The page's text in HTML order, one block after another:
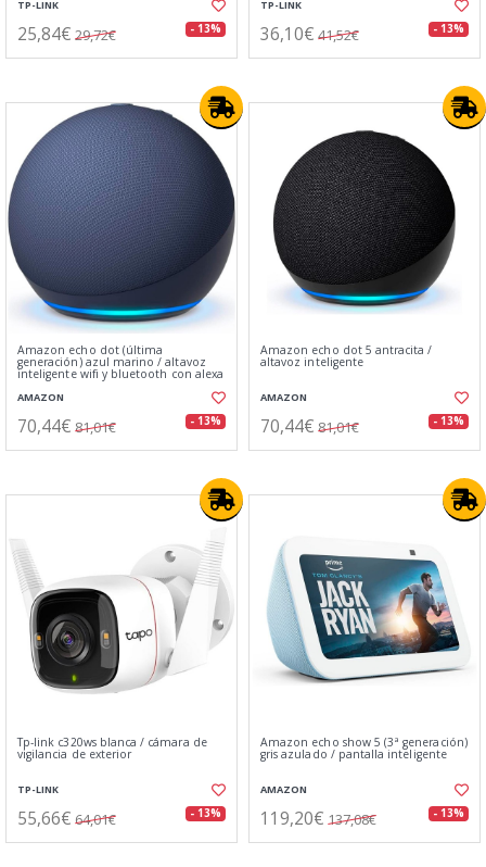
TP-LINK
25,84€ 29,72€ - 13%
TP-LINK
36,10€ 41,52€ - 13%
Amazon echo dot (última
generación) azul marino / altavoz
inteligente wifi y bluetooth con alexa
AMAZON
70,44€ 81,01€ - 13%
Amazon echo dot 5 antracita /
altavoz inteligente
AMAZON
70,44€ 81,01€ - 13%
Tp-link c320ws blanca / cámara de
vigilancia de exterior
TP-LINK
55,66€ 64,01€ - 13%
Amazon echo show 5 (3ª generación)
gris azulado / pantalla inteligente
AMAZON
119,20€ 137,08€ - 13%